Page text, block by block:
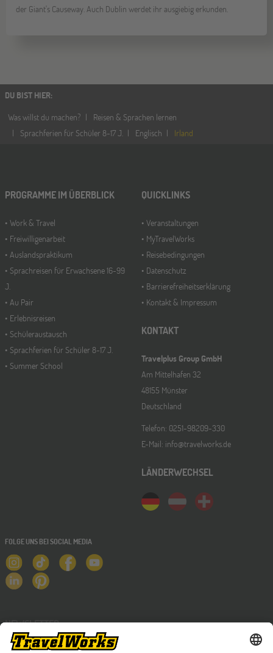
der Giant's Causeway. Auch Dublin werdet ihr ausgiebig erkunden.
DU BIST HIER:
Was willst du machen?
Reisen & Sprachen lernen
Sprachferien für Schüler 8-17 J.
Englisch Irland
PROGRAMME IM ÜBERBLICK
Work & Travel
Freiwilligenarbeit
Auslandspraktikum
Sprachreisen für Erwachsene 16-99
J.
Au Pair
Erlebnisreisen
Schüleraustausch
Sprachferien für Schüler 8-17 J.
Summer School
QUICKLINKS
Veranstaltungen
MyTravelWorks
Reisebedingungen
Datenschutz
Barrierefreiheitserklärung
Kontakt & Impressum
KONTAKT
Travelplus Group GmbH
Am Mittelhafen 32
48155 Münster
Deutschland
Telefon: 0251-98209-330
E-Mail: info@travelworks.de
LÄNDERWECHSEL
FOLGE UNS BEI SOCIAL MEDIA
NEWSLETTER